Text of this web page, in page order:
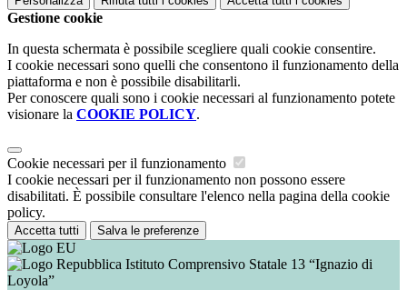
Gestione cookie
In questa schermata è possibile scegliere quali cookie consentire.
I cookie necessari sono quelli che consentono il funzionamento della
piattaforma e non è possibile disabilitarli.
Per conoscere quali sono i cookie necessari al funzionamento potete
visionare la COOKIE POLICY.
Cookie necessari per il funzionamento
I cookie necessari per il funzionamento non possono essere
disabilitati. È possibile consultare l'elenco nella pagina della cookie
policy.
Accetta tutti Salva le preferenze
Istituto Comprensivo Statale 13 “Ignazio di
Loyola”